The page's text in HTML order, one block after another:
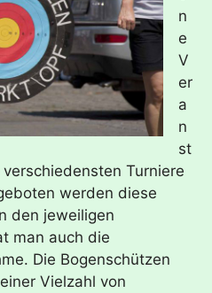
n
e
V
er
a
n
st
Turniere
werden diese
den jeweiligen
man auch die
Die Bogenschützen
Vielzahl von